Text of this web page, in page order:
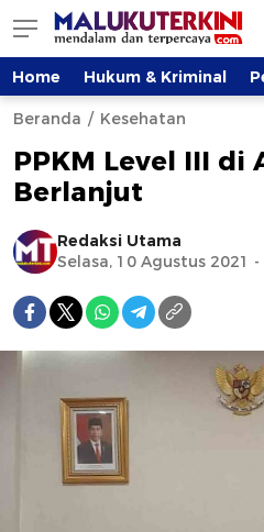
Home Hukum & Kriminal
Beranda Kesehatan
PPKM Level III di
Berlanjut
Redaksi Utama
Selasa, 10 Agustus 2021